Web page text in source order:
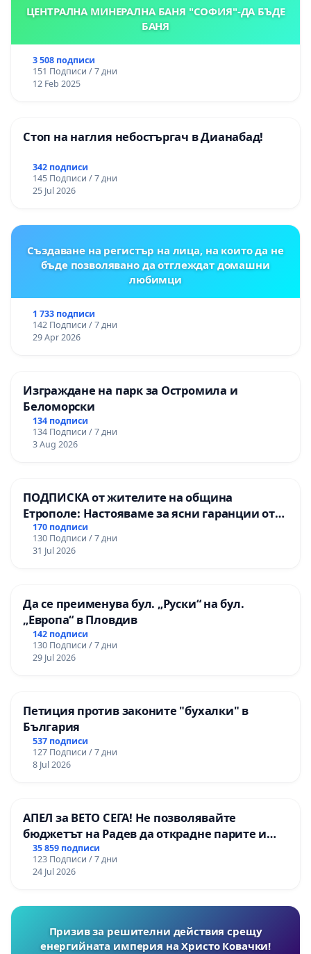
ЦЕНТРАЛНА МИНЕРАЛНА БАНЯ "СОФИЯ"-ДА БЪДЕ
БАНЯ
3 508 подписи
151 Подписи / 7 дни
12 Feb 2025
Стоп на наглия небостъргач в Дианабад!
342 подписи
145 Подписи / 7 дни
25 Jul 2026
Създаване на регистър на лица, на които да не
бъде позволявано да отглеждат домашни
любимци
1 733 подписи
142 Подписи / 7 дни
29 Apr 2026
Изграждане на парк за Остромила и
Беломорски
134 подписи
134 Подписи / 7 дни
3 Aug 2026
ПОДПИСКА от жителите на община
Етрополе: Настояваме за ясни гаранции от
“Елаците-МЕД” АД и от държавата, че ще се
изпълнят всички екологични норми!
170 подписи
130 Подписи / 7 дни
31 Jul 2026
Да се преименува бул. „Руски“ на бул.
„Европа“ в Пловдив
142 подписи
130 Подписи / 7 дни
29 Jul 2026
Петиция против законите "бухалки" в
България
537 подписи
127 Подписи / 7 дни
8 Jul 2026
АПЕЛ за ВЕТО СЕГА! Не позволявайте
бюджетът на Радев да открадне парите и
правата ни в тъмното
35 859 подписи
123 Подписи / 7 дни
24 Jul 2026
Призив за решителни действия срещу
енергийната империя на Христо Ковачки!